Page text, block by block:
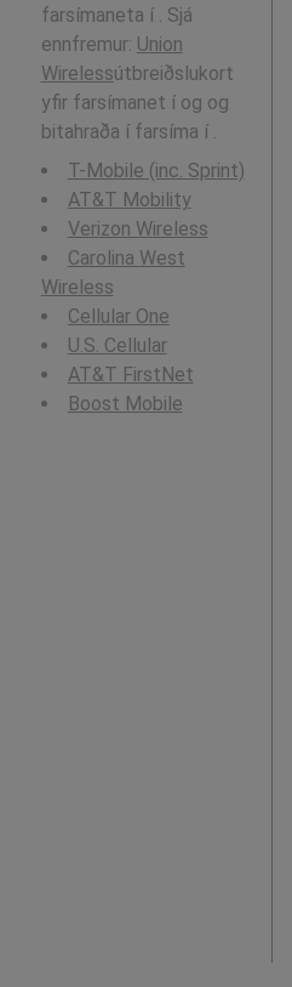
farsímaneta í . Sjá
ennfremur: Union
Wirelessútbreiðslukort
yfir farsímanet í og og
bitahraða í farsíma í .
T-Mobile (inc. Sprint)
AT&T Mobility
Verizon Wireless
Carolina West
Wireless
Cellular One
U.S. Cellular
AT&T FirstNet
Boost Mobile